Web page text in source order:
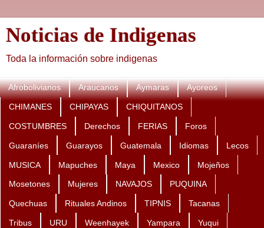
Noticias de Indigenas
Toda la información sobre indigenas
Afrobolivianos Araucanos Aymaras Ayoreos
CHIMANES CHIPAYAS CHIQUITANOS
COSTUMBRES Derechos FERIAS Foros
Guaraníes Guarayos Guatemala Idiomas Lecos
MUSICA Mapuches Maya Mexico Mojeños
Mosetones Mujeres NAVAJOS PUQUINA
Quechuas Rituales Andinos TIPNIS Tacanas
Tribus URU Weenhayek Yampara Yuqui